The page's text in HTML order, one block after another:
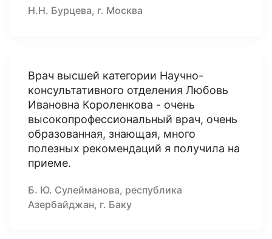
Н.Н. Бурцева, г. Москва
Врач высшей категории Научно-
консультативного отделения Любовь
Ивановна Короленкова - очень
высокопрофессиональный врач, очень
образованная, знающая, много
полезных рекомендаций я получила на
приеме.
Б. Ю. Сулейманова, республика
Азербайджан, г. Баку